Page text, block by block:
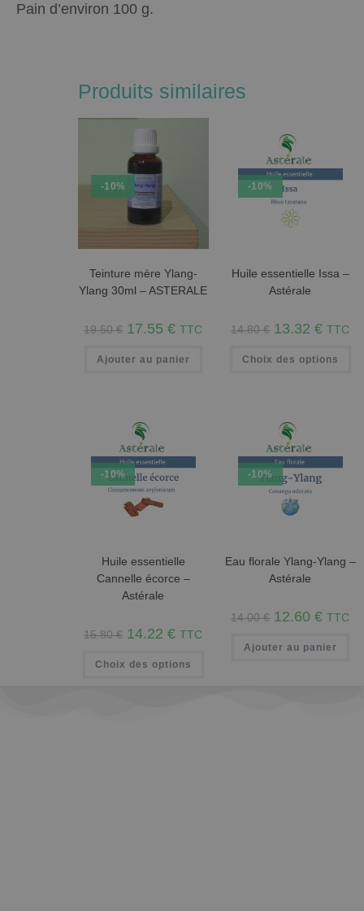
Pain d’environ 100 g.
Produits similaires
-10%
Teinture mère Ylang-
Ylang 30ml – ASTERALE
19.50€ 17.55€ TTC
Ajouter au panier
-10%
Huile essentielle Issa –
Astérale
14.80€ 13.32€ TTC
Choix des options
-10%
Huile essentielle
Cannelle écorce –
Astérale
15.80€ 14.22€ TTC
Choix des options
-10%
Eau florale Ylang-Ylang –
Astérale
14.00€ 12.60€ TTC
Ajouter au panier